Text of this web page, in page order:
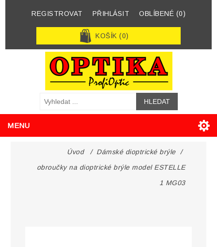
REGISTROVAT PŘIHLÁSIT OBLÍBENÉ (0)
KOŠÍK (0)
MENU
Úvod / Dámské dioptrické brýle /
obroučky na dioptrické brýle model ESTELLE
1 MG03